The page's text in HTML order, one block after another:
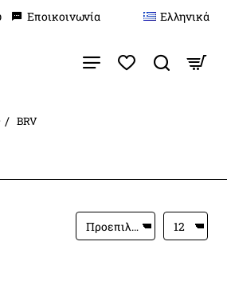
Εποικοινωνία Ελληνικά
BRV